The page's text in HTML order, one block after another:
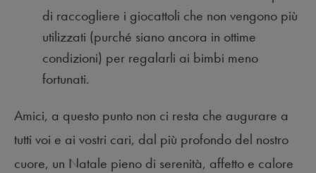
di raccogliere i giocattoli che non vengono più
utilizzati (purché siano ancora in ottime
condizioni) per regalarli ai bimbi meno
fortunati.
Amici, a questo punto non ci resta che augurare a
tutti voi e ai vostri cari, dal più profondo del nostro
cuore, un Natale pieno di serenità, affetto e calore